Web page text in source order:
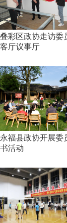
叠彩区政协走访委
客厅议事厅
永福县政协开展委
书活动